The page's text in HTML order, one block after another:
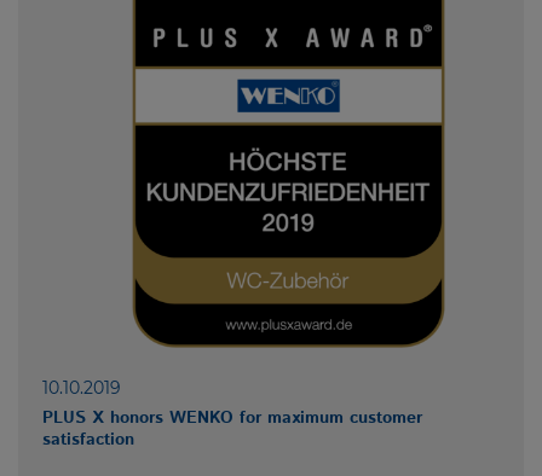
10.10.2019
PLUS X honors WENKO for maximum customer
satisfaction